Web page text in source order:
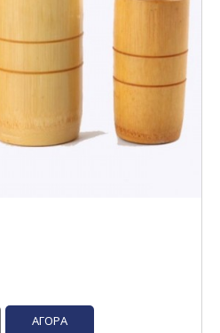
ΑΓΟΡΆ